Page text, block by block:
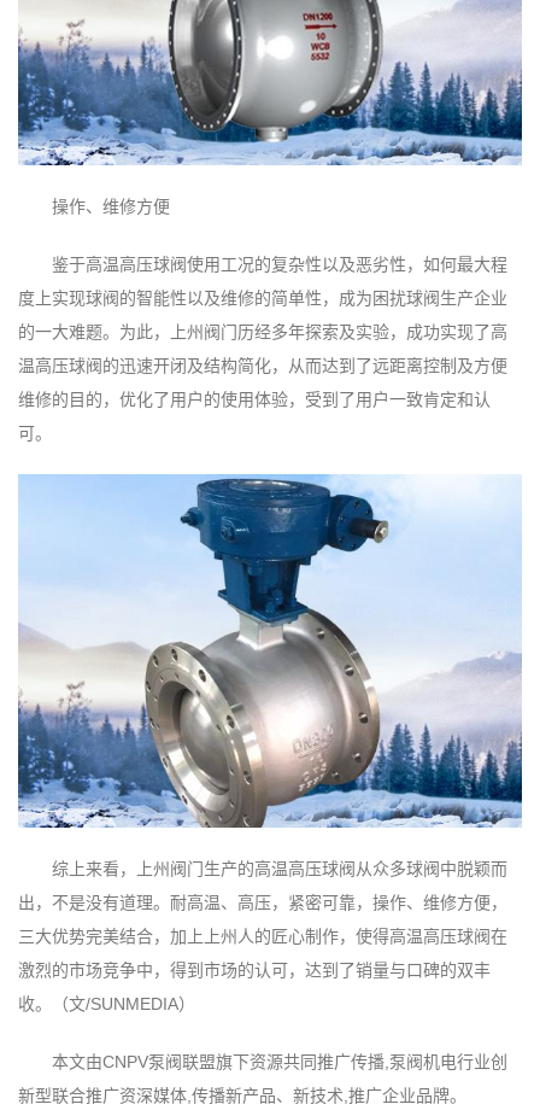
操作、维修方便
鉴于高温高压球阀使用工况的复杂性以及恶劣性，如何最大程
度上实现球阀的智能性以及维修的简单性，成为困扰球阀生产企业
的一大难题。为此，上州阀门历经多年探索及实验，成功实现了高
温高压球阀的迅速开闭及结构简化，从而达到了远距离控制及方便
维修的目的，优化了用户的使用体验，受到了用户一致肯定和认
可。
综上来看，上州阀门生产的高温高压球阀从众多球阀中脱颖而
出，不是没有道理。耐高温、高压，紧密可靠，操作、维修方便，
三大优势完美结合，加上上州人的匠心制作，使得高温高压球阀在
激烈的市场竞争中，得到市场的认可，达到了销量与口碑的双丰
收。（文/SUNMEDIA）
本文由CNPV泵阀联盟旗下资源共同推广传播,泵阀机电行业创
新型联合推广资深媒体,传播新产品、新技术,推广企业品牌。